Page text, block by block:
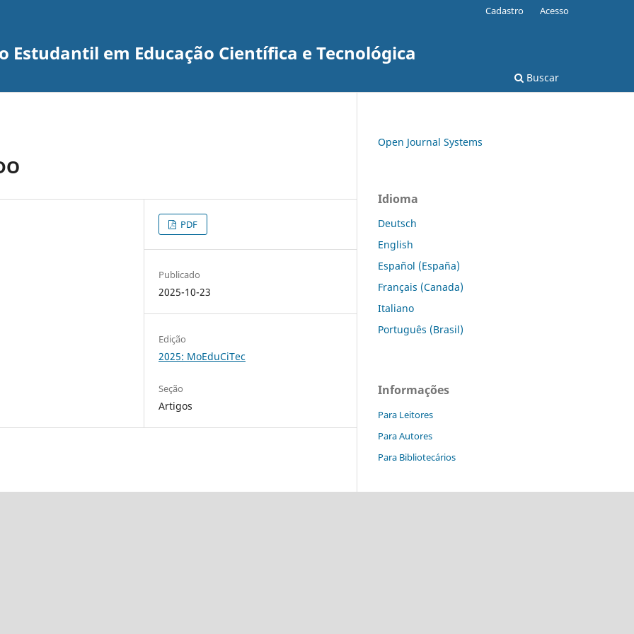
em Educação Científica e Tecnológica
Buscar
Cadastro Acesso
PDF
Publicado
2025-10-23
Edição
2025: MoEduCiTec
Seção
Artigos
Open Journal Systems
Idioma
Deutsch
English
Español (España)
Français (Canada)
Italiano
Português (Brasil)
Informações
Para Leitores
Para Autores
Para Bibliotecários